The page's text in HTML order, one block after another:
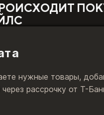
нужные товары,
через рассрочку от Т-